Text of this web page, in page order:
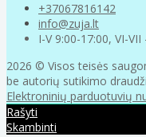
+37067816142
info@zuja.lt
I-V 9:00-17:00, VI-
2026 © Visos teisės
be autorių sutikimo
Elektroninių parduotuvių
Rašyti
Skambinti